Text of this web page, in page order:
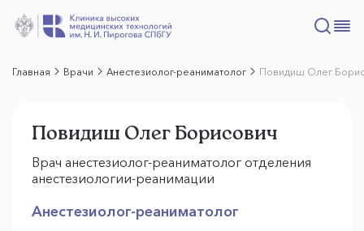
Главная Врачи Анестезиолог-реаниматолог Повидиш Олег
Повидиш Олег Борисович
Врач анестезиолог-реаниматолог отделения
анестезиологии-реанимации
Анестезиолог-реаниматолог